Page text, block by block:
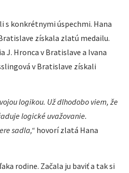
s konkrétnymi úspechmi. Hana
získala zlatú medailu.
J. Hronca v Bratislave a Ivana
v Bratislave získali
logikou. Už dlhodobo viem, že
logické uvažovanie.
sadla,“ hovorí zlatá Hana
rodine. Začala ju baviť a tak si